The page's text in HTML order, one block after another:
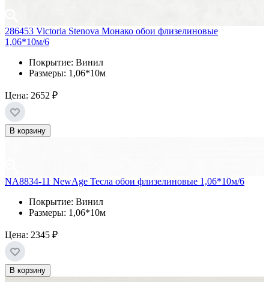
286453 Victoria Stenova Монако обои флизелиновые
1,06*10м/6
Покрытие: Винил
Размеры: 1,06*10м
Цена: 2652 ₽
В корзину
NA8834-11 NewAge Тесла обои флизелиновые 1,06*10м/6
Покрытие: Винил
Размеры: 1,06*10м
Цена: 2345 ₽
В корзину